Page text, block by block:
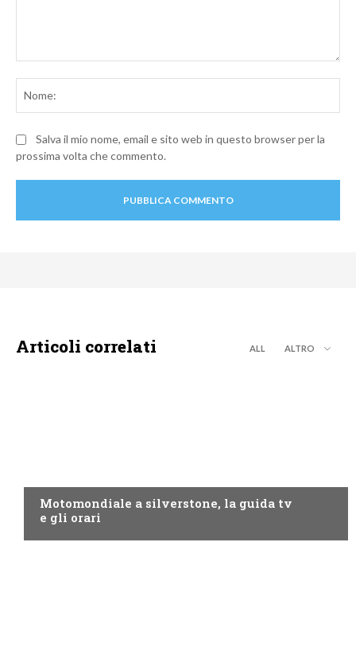
Salva il mio nome, email e sito web in questo browser per la
prossima volta che commento.
Articoli correlati ALL ALTRO
Motomondiale a silverstone, la guida tv
e gli orari